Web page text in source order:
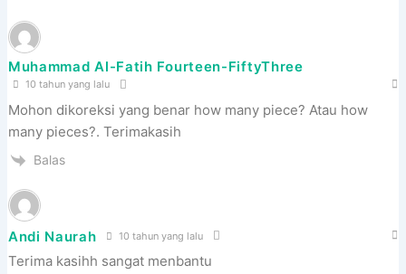
Muhammad Al-Fatih Fourteen-FiftyThree
10 tahun yang lalu
Mohon dikoreksi yang benar how many piece? Atau how
many pieces?. Terimakasih
Balas
Andi Naurah 10 tahun yang lalu
Terima kasihh sangat menbantu